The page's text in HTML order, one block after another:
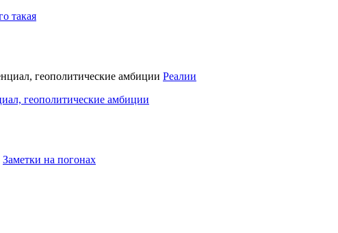
такая
Реалии
геополитические амбиции
Заметки на погонах